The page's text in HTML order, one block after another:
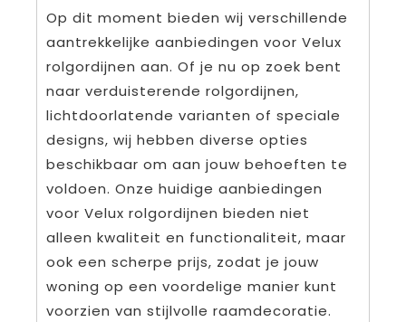
Op dit moment bieden wij verschillende
aantrekkelijke aanbiedingen voor Velux
rolgordijnen aan. Of je nu op zoek bent
naar verduisterende rolgordijnen,
lichtdoorlatende varianten of speciale
designs, wij hebben diverse opties
beschikbaar om aan jouw behoeften te
voldoen. Onze huidige aanbiedingen
voor Velux rolgordijnen bieden niet
alleen kwaliteit en functionaliteit, maar
ook een scherpe prijs, zodat je jouw
woning op een voordelige manier kunt
voorzien van stijlvolle raamdecoratie.